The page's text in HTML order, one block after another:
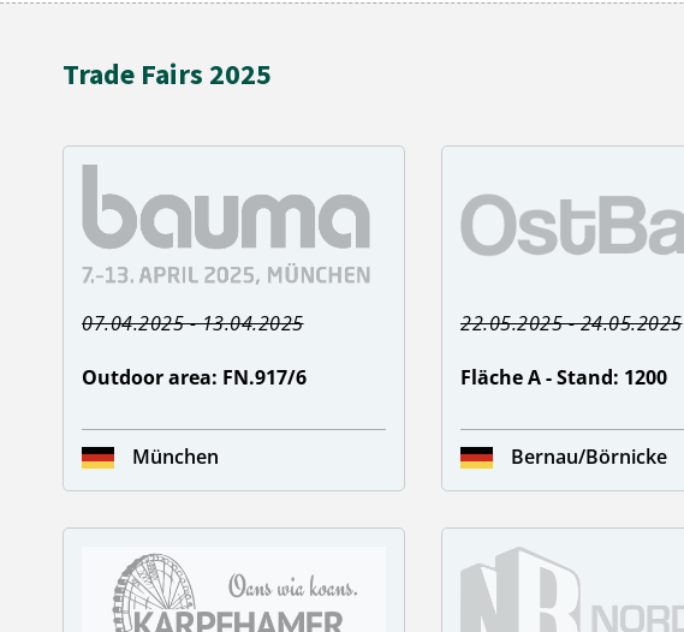
Trade Fairs 2025
07.04.2025 - 13.04.2025
Outdoor area: FN.917/6
München
22.05.2025 - 24.05.2025
Fläche A - Stand: 1200
Bernau/Börnicke